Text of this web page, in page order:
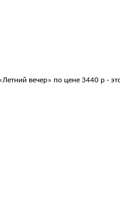
вечер» по цене 3440 р -